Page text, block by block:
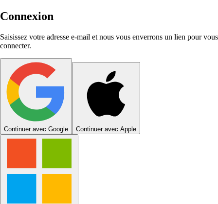
Connexion
Saisissez votre adresse e-mail et nous vous enverrons un lien pour vous
connecter.
Continuer avec Google Continuer avec Apple